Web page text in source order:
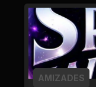
AMIZADES